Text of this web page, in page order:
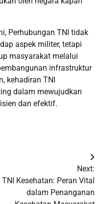
Perhubungan TNI tidak
aspek militer, tetapi
masyarakat melalui
infrastruktur
kehadiran TNI
dalam mewujudkan
dan efektif.
Next:
TNI Kesehatan: Peran Vital
dalam Penanganan